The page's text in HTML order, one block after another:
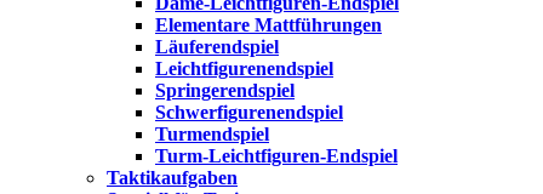
Elementare Mattführungen
Läuferendspiel
Leichtfigurenendspiel
Springerendspiel
Schwerfigurenendspiel
Turmendspiel
Turm-Leichtfiguren-Endspiel
Taktikaufgaben